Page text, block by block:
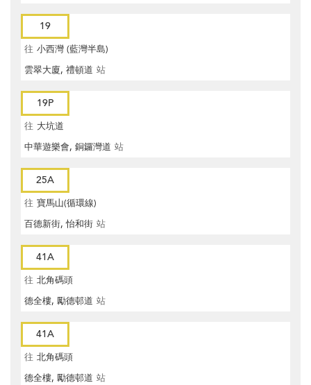
19
往 小西灣 (藍灣半島)
雲翠大廈, 禮頓道 站
19P
往 大坑道
中華遊樂會, 銅鑼灣道 站
25A
往 寶馬山(循環線)
百德新街, 怡和街 站
41A
往 北角碼頭
德全樓, 勵德邨道 站
41A
往 北角碼頭
德全樓, 勵德邨道 站